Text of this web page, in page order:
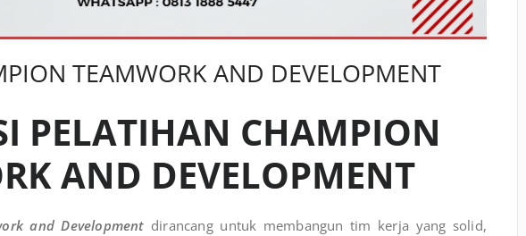
TEAMWORK AND DEVELOPMENT
PELATIHAN CHAMPION
AND DEVELOPMENT
and Development dirancang untuk membangun tim kerja yang solid,